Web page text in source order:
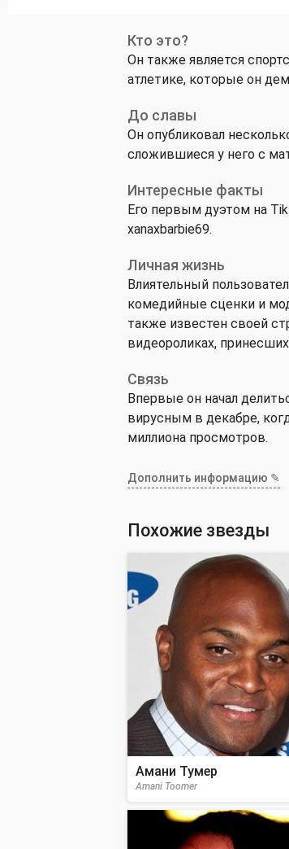
Кто это?
Он также является
атлетике, которые он
До славы
Он опубликовал
сложившиеся у него с
Интересные факты
Его первым дуэтом на
xanaxbarbie69.
Личная жизнь
Влиятельный
комедийные сценки и
также известен своей
видеороликах,
Связь
Впервые он начал
вирусным в декабре,
миллиона просмотров.
Дополнить информацию ✎
Похожие звезды
Амани Тумер
Amani Toomer